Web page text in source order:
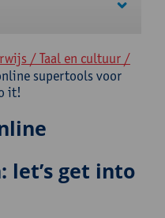
/ Taal en cultuur /
supertools voor
it!
get into